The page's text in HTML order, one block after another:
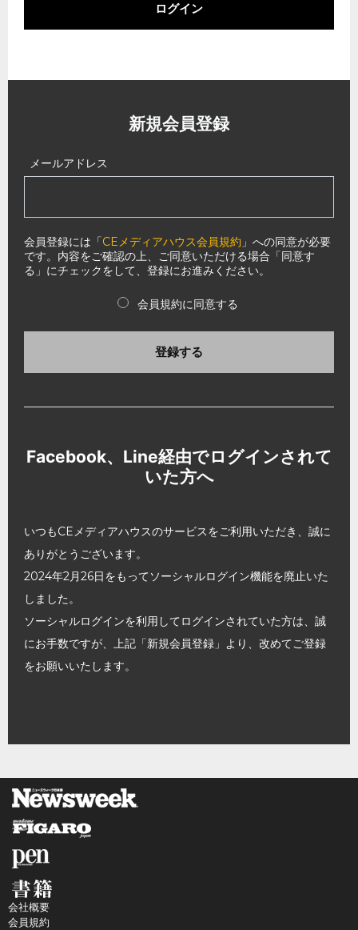
ログイン
新規会員登録
メールアドレス
会員登録には「CEメディアハウス会員規約 」への同意が必要
です。内容をご確認の上、ご同意いただける場合「同意す
る」にチェックをして、登録にお進みください。
会員規約に同意する
登録する
Facebook、Line経由でログインされて
いた方へ
いつもCEメディアハウスのサービスをご利用いただき、誠に
ありがとうございます。
2024年2月26日をもってソーシャルログイン機能を廃止いた
しました。
ソーシャルログインを利用してログインされていた方は、誠
にお手数ですが、上記「新規会員登録」より、改めてご登録
をお願いいたします。
会社概要
会員規約